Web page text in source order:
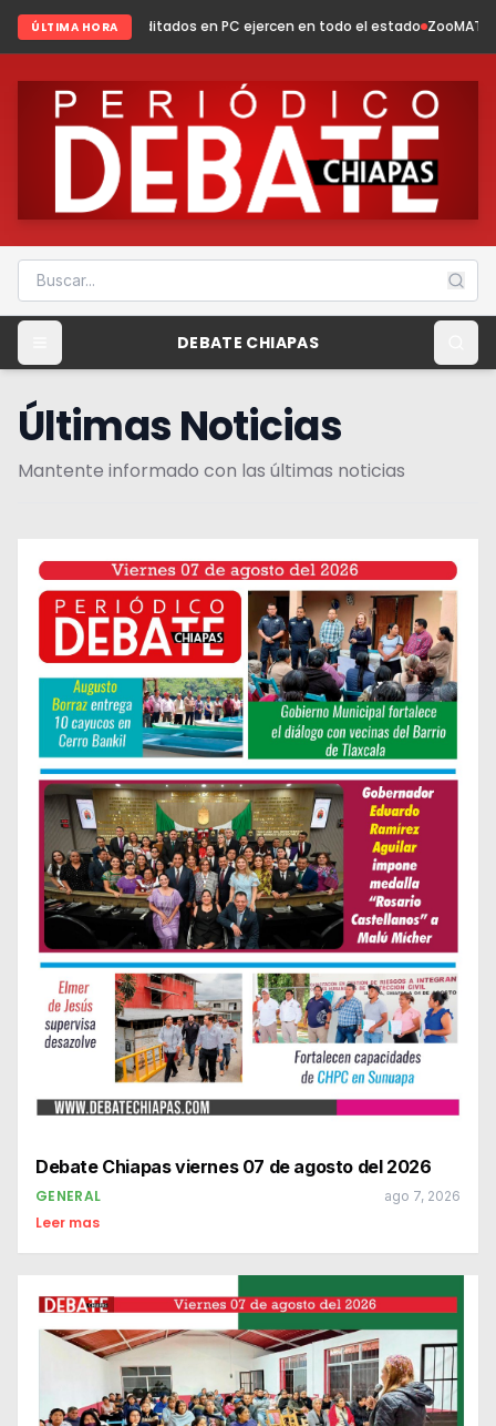
ÚLTIMA HORA
en PC ejercen en todo el estado ZooMAT evoluciona:
DEBATE CHIAPAS
Últimas Noticias
Mantente informado con las últimas noticias
Debate Chiapas viernes 07 de agosto del 2026
GENERAL ago 7, 2026
Leer mas